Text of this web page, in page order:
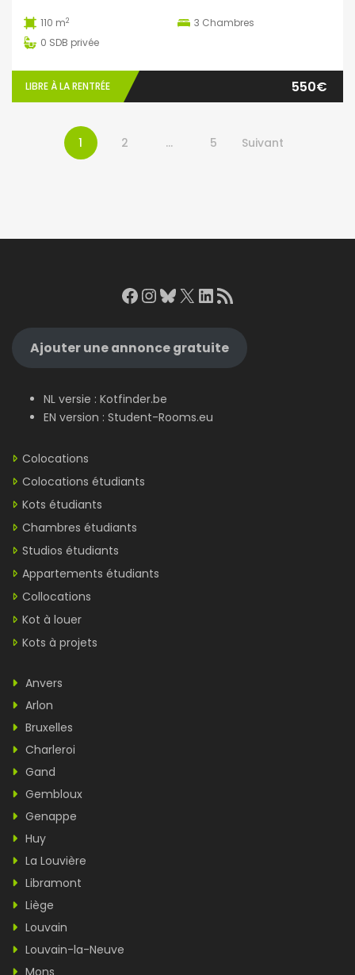
110 m2 3 Chambres
0 SDB privée
LIBRE À LA RENTRÉE 550€
1 2 … 5 Suivant
Facebook
Instagram
Bluesky
X LinkedIn
RSS Feed
Ajouter une annonce gratuite
NL versie : Kotfinder.be
EN version : Student-Rooms.eu
Colocations
Colocations étudiants
Kots étudiants
Chambres étudiants
Studios étudiants
Appartements étudiants
Collocations
Kot à louer
Kots à projets
Anvers
Arlon
Bruxelles
Charleroi
Gand
Gembloux
Genappe
Huy
La Louvière
Libramont
Liège
Louvain
Louvain-la-Neuve